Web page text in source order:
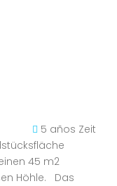
5 años Zeit
45 m2
Höhle. Das